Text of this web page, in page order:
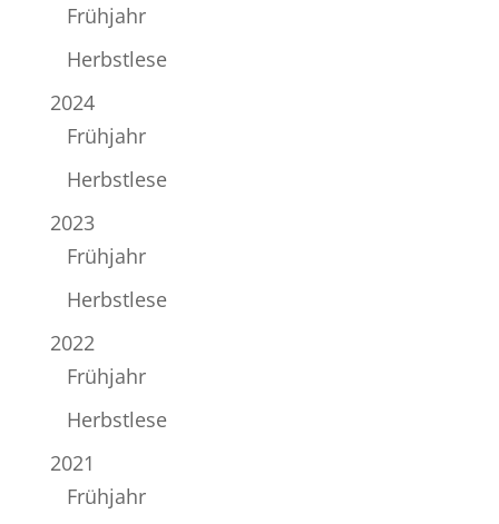
Frühjahr
Herbstlese
2024
Frühjahr
Herbstlese
2023
Frühjahr
Herbstlese
2022
Frühjahr
Herbstlese
2021
Frühjahr